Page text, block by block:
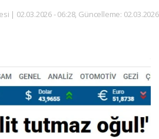
| 02.03.2026 - 06:28, Güncelleme: